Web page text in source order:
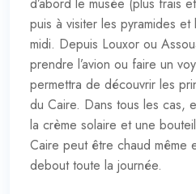
puis à visiter les pyramides et
midi. Depuis Louxor ou
prendre l’avion ou faire un
permettra de découvrir les
du Caire. Dans tous les cas,
la crème solaire et une
Caire peut être chaud même
debout toute la journée.